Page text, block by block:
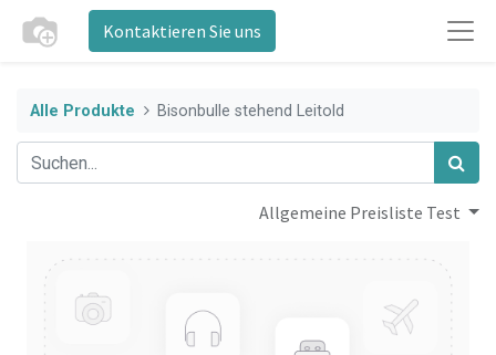
Kontaktieren Sie uns
Alle Produkte Bisonbulle stehend Leitold
Allgemeine Preisliste Test